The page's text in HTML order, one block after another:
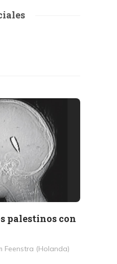
palestinos con
Feenstra (Holanda)